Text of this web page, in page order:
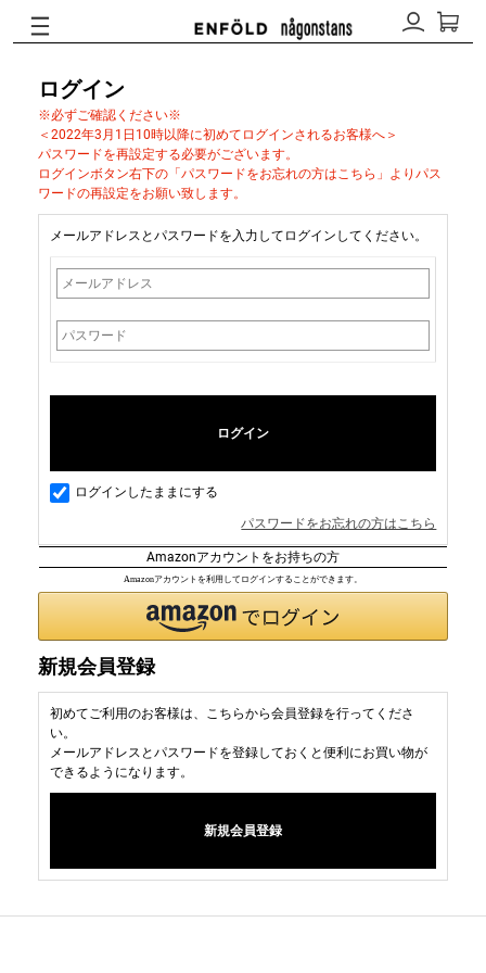
ログイン
※必ずご確認ください※
＜2022年3月1日10時以降に初めてログインされるお客様へ＞
パスワードを再設定する必要がございます。
ログインボタン右下の「パスワードをお忘れの方はこちら」よりパス
ワードの再設定をお願い致します。
メールアドレスとパスワードを入力してログインしてください。
ログインしたままにする
パスワードをお忘れの方はこちら
Amazonアカウントをお持ちの方
Amazonアカウントを利用してログインすることができます。
新規会員登録
初めてご利用のお客様は、こちらから会員登録を行ってくださ
い。
メールアドレスとパスワードを登録しておくと便利にお買い物が
できるようになります。